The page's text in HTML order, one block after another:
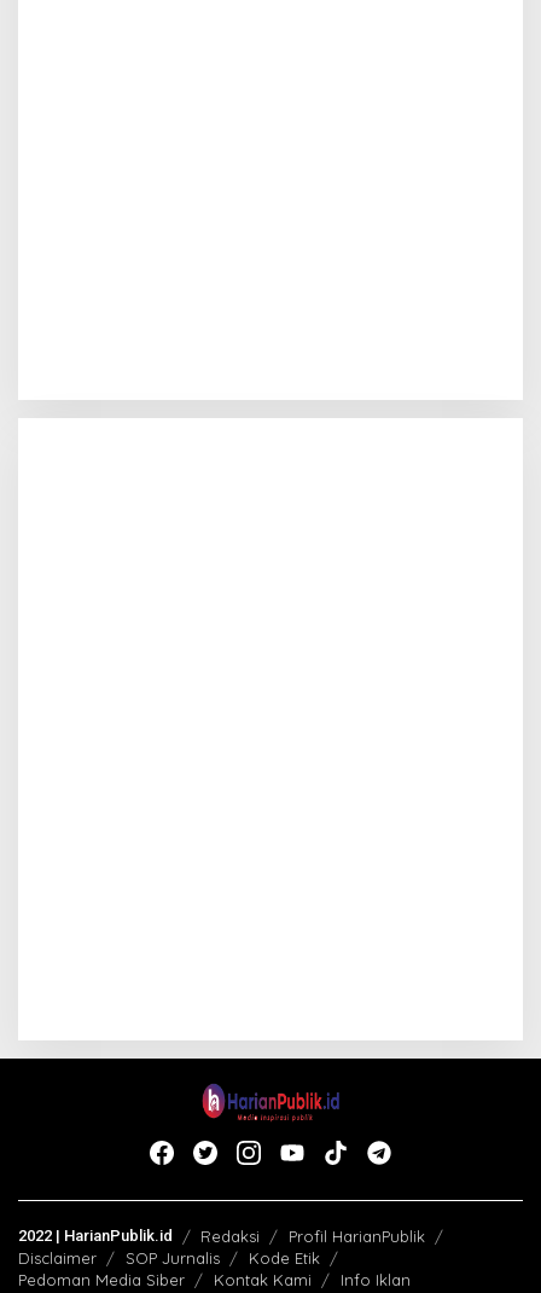
2022 | HarianPublik.id Redaksi
Profil HarianPublik
Disclaimer
SOP Jurnalis
Kode Etik
Pedoman Media Siber
Kontak Kami Info Iklan